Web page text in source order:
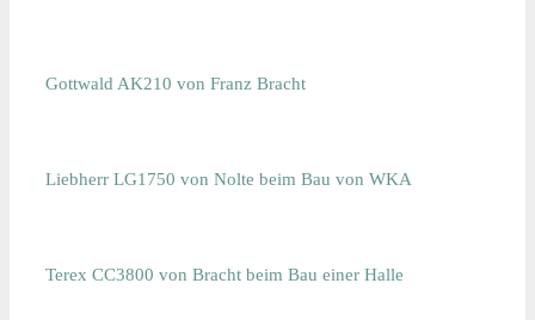
Gottwald AK210 von Franz Bracht
Liebherr LG1750 von Nolte beim Bau von WKA
Terex CC3800 von Bracht beim Bau einer Halle